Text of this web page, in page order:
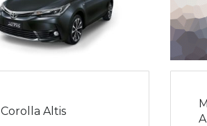
Corolla Altis